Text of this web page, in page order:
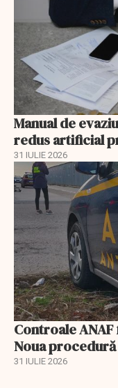
Manual de
redus artificial
31 IULIE 2026
Controale
Noua
31 IULIE 2026